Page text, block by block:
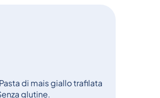
di mais giallo trafilata
glutine.